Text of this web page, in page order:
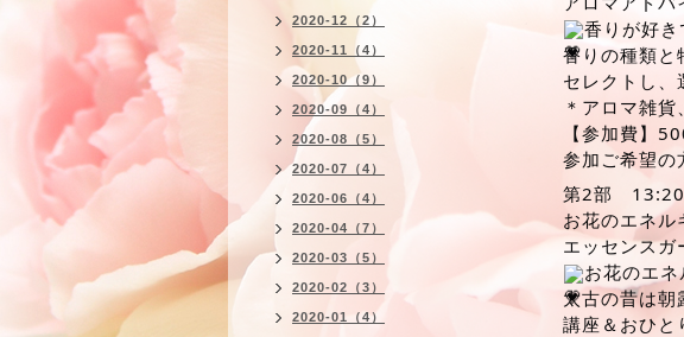
香りが好
香りの種類と
セレクトし、
＊アロマ雑貨
【参加費】
参加ご希望
第2部
お花のエネル
エッセンス
お花のエ
太古の昔は
講座＆おひと
2020-12（2）
2020-11（4）
2020-10（9）
2020-09（4）
2020-08（5）
2020-07（4）
2020-06（4）
2020-04（7）
2020-03（5）
2020-02（3）
2020-01（4）